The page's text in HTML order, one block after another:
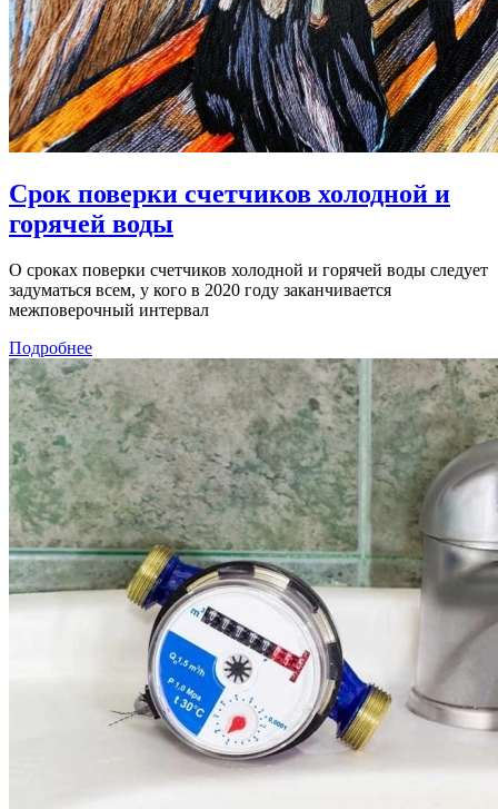
Срок поверки счетчиков холодной и
горячей воды
О сроках поверки счетчиков холодной и горячей воды следует
задуматься всем, у кого в 2020 году заканчивается
межповерочный интервал
Подробнее